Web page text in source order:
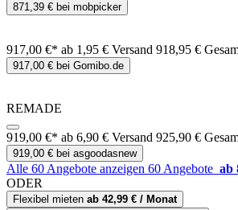
871,39 € bei mobpicker
917,00 €* ab 1,95 € Versand 918,95 €
917,00 € bei Gomibo.de
REMADE
919,00 €* ab 6,90 € Versand 925,90 €
919,00 € bei asgoodasnew
Alle 60 Angebote anzeigen 60 Angebote ab
ODER
Flexibel mieten ab 42,99 € / Monat